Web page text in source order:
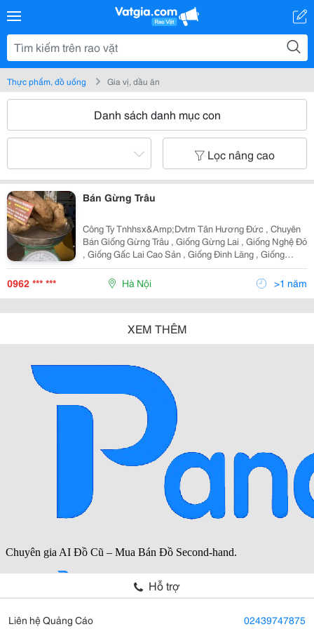
Thực phẩm, đồ uống Gia vị, dầu ăn
Danh sách danh mục con
Lọc nâng cao
Bán Gừng Trâu
Công Ty Tnhhsx&Amp;Dvtm Tân Hương Đức , Chuyên
Bán Giống Gừng Trâu , Giống Gừng Lai , Giống Nghệ Đỏ
, Giống Gấc Lai Cao Sản , Giống Đinh Lăng , Giống
Ngưu Bàng , Giống Nưa Konjac , Quý Vị Có Nhu Cầu
Mua Hàng Xin Vui Lòng Liên Hệ Văn Phòng 104 Phan Đă
0962 *** *** Hà Nội >1 năm
XEM THÊM
Hỗ trợ
Liên hệ Quảng Cáo 02439747875